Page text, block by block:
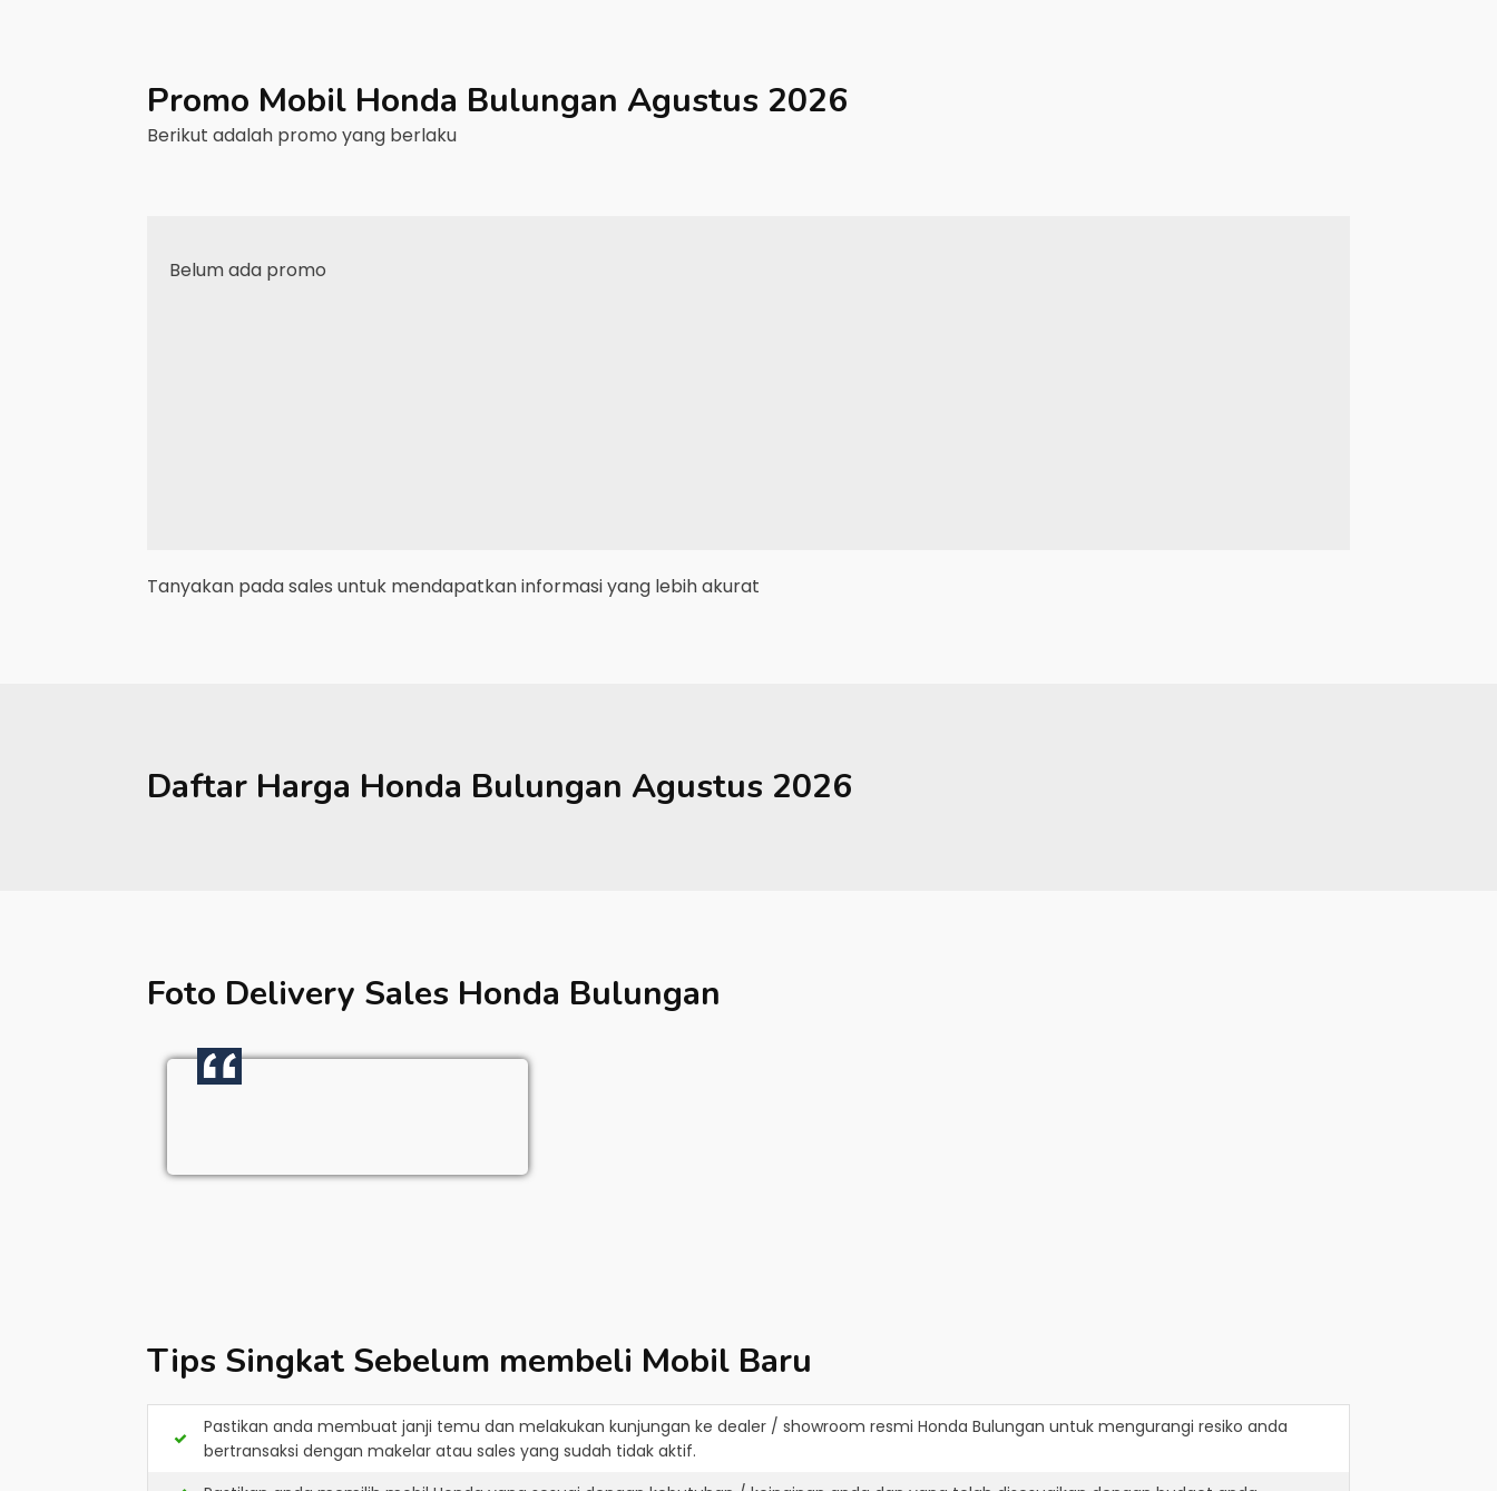
Promo Mobil Honda Bulungan Agustus 2026
Berikut adalah promo yang berlaku
Belum ada promo
Tanyakan pada sales untuk mendapatkan informasi yang lebih akurat
Daftar Harga Honda Bulungan Agustus 2026
Foto Delivery Sales Honda Bulungan
Tips Singkat Sebelum membeli Mobil Baru
Pastikan anda membuat janji temu dan melakukan kunjungan ke dealer / showroom resmi Honda Bulungan untuk mengurangi resiko anda
bertransaksi dengan makelar atau sales yang sudah tidak aktif.